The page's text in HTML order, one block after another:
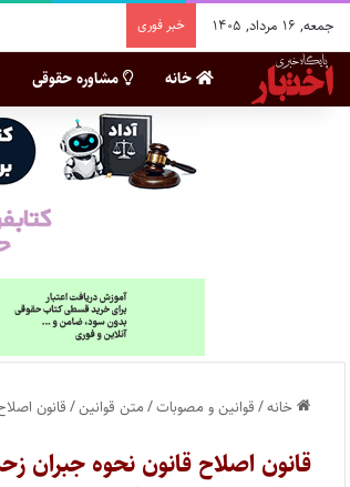
جمعه, ۱۶ مرداد, ۱۴۰۵ خبر فوری
خانه مشاوره حقوقی
خانه/قوانین و مصوبات/متن قوانین/قانون
قانون اصلاح قانون نحوه